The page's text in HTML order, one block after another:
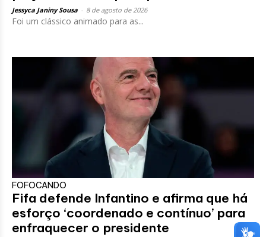
Jessyca Janiny Sousa 8 de agosto de 2026
Foi um clássico animado para as...
FOFOCANDO
Fifa defende Infantino e afirma que há
esforço ‘coordenado e contínuo’ para
enfraquecer o presidente